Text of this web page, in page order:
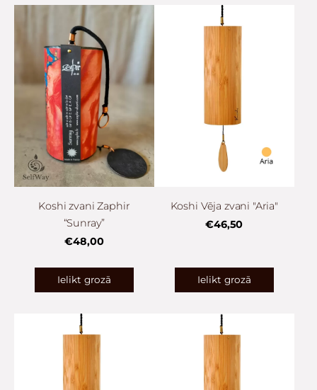
Koshi zvani Zaphir
“Sunray”
€48,00
Ielikt grozā
Koshi Vēja zvani "Aria"
€46,50
Ielikt grozā